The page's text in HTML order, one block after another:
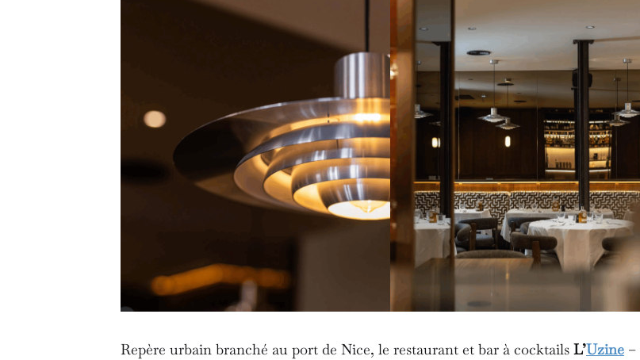
Repère urbain branché au port de Nice, le restaurant et bar à cocktails L’Uzine –